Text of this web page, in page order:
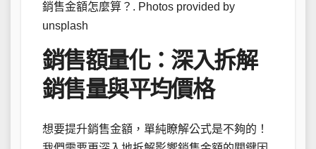
銷售金額怎麼算？. Photos provided by
unsplash
銷售額量化：深入拆解
銷售量與平均價格
想要提升銷售金額，單純瞭解公式是不夠的！